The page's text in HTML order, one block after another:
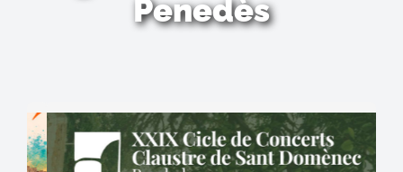
Penedès